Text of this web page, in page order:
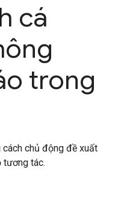
cá
trong
chủ động đề xuất
tương tác.